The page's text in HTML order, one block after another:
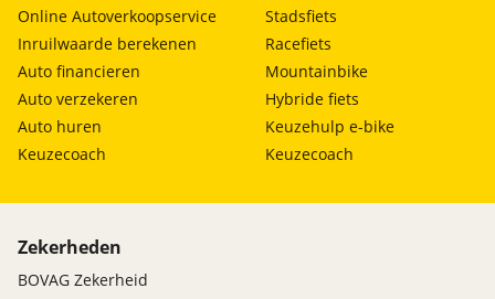
Online Autoverkoopservice
Inruilwaarde berekenen
Auto financieren
Auto verzekeren
Auto huren
Keuzecoach
Stadsfiets
Racefiets
Mountainbike
Hybride fiets
Keuzehulp e-bike
Keuzecoach
Zekerheden
BOVAG Zekerheid